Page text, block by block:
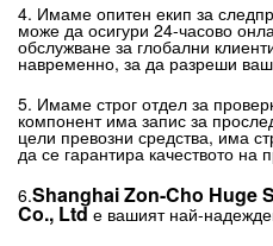
4. Имаме опитен екип за
може да осигури 24-часово
обслужване за глобални
навременно, за да разреши
5. Имаме строг отдел за
компонент има запис за
цели превозни средства, има
да се гарантира качеството на
6.Shanghai Zon-Cho Huge
Co., Ltdе вашият най-